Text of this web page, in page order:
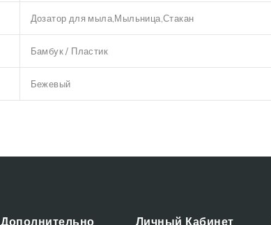
Дозатор для мыла,Мыльница,Стакан
Бамбук / Пластик
Бежевый
Дополнительно Личный Кабинет